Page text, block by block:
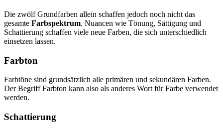
Die zwölf Grundfarben allein schaffen jedoch noch nicht das
gesamte Farbspektrum. Nuancen wie Tönung, Sättigung und
Schattierung schaffen viele neue Farben, die sich unterschiedlich
einsetzen lassen.
Farbton
Farbtöne sind grundsätzlich alle primären und sekundären Farben.
Der Begriff Farbton kann also als anderes Wort für Farbe verwendet
werden.
Schattierung